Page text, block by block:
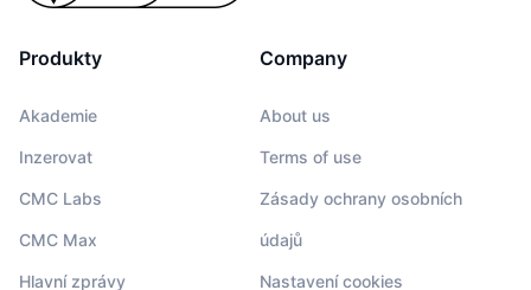
Produkty
Akademie
Inzerovat
CMC Labs
CMC Max
Hlavní zprávy
Company
About us
Terms of use
Zásady ochrany osobních
údajů
Nastavení cookies